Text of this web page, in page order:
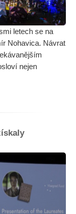
letech se na
Nohavica. Návrat
nejen